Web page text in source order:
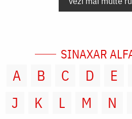
SINAXAR
A B C D E
J
K L M N